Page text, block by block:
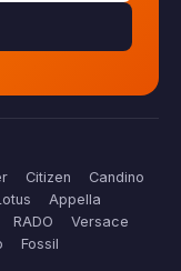
Citizen
Candino
Appella
RADO
Versace
Fossil